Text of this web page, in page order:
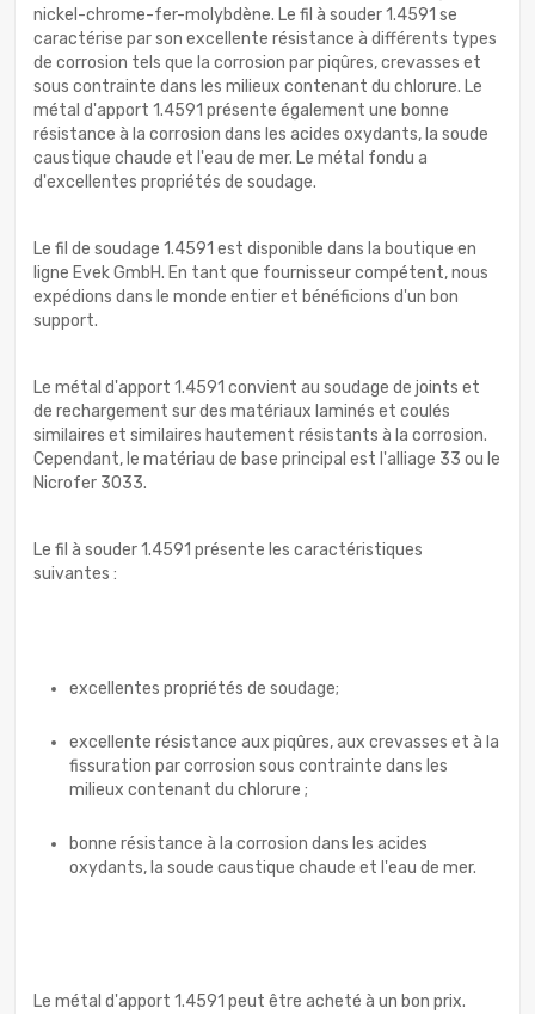
nickel-chrome-fer-molybdène. Le fil à souder 1.4591 se
caractérise par son excellente résistance à différents types
de corrosion tels que la corrosion par piqûres, crevasses et
sous contrainte dans les milieux contenant du chlorure. Le
métal d'apport 1.4591 présente également une bonne
résistance à la corrosion dans les acides oxydants, la soude
caustique chaude et l'eau de mer. Le métal fondu a
d'excellentes propriétés de soudage.
Le fil de soudage 1.4591 est disponible dans la boutique en
ligne Evek GmbH. En tant que fournisseur compétent, nous
expédions dans le monde entier et bénéficions d'un bon
support.
Le métal d'apport 1.4591 convient au soudage de joints et
de rechargement sur des matériaux laminés et coulés
similaires et similaires hautement résistants à la corrosion.
Cependant, le matériau de base principal est l'alliage 33 ou le
Nicrofer 3033.
Le fil à souder 1.4591 présente les caractéristiques
suivantes :
excellentes propriétés de soudage;
excellente résistance aux piqûres, aux crevasses et à la
fissuration par corrosion sous contrainte dans les
milieux contenant du chlorure ;
bonne résistance à la corrosion dans les acides
oxydants, la soude caustique chaude et l'eau de mer.
Le métal d'apport 1.4591 peut être acheté à un bon prix.